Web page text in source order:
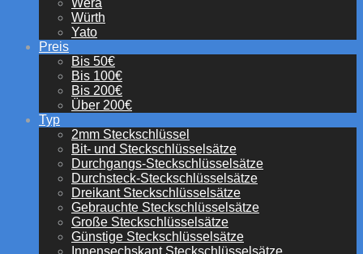
Wera
Würth
Yato
Preis
Bis 50€
Bis 100€
Bis 200€
Über 200€
Typ
2mm Steckschlüssel
Bit- und Steckschlüsselsätze
Durchgangs-Steckschlüsselsätze
Durchsteck-Steckschlüsselsätze
Dreikant Steckschlüsselsätze
Gebrauchte Steckschlüsselsätze
Große Steckschlüsselsätze
Günstige Steckschlüsselsätze
Innensechskant Steckschlüsselsätze